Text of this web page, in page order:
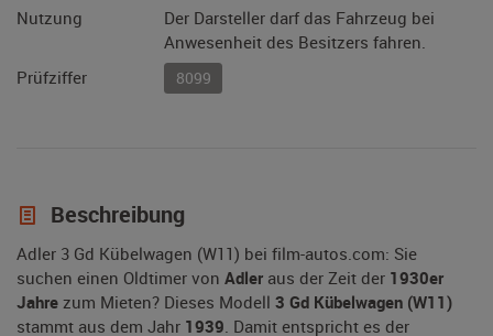
Nutzung
Der Darsteller darf das Fahrzeug bei
Anwesenheit des Besitzers fahren.
Prüfziffer
8099
Beschreibung
Adler 3 Gd Kübelwagen (W11) bei film-autos.com: Sie
suchen einen Oldtimer von Adler aus der Zeit der 1930er
Jahre zum Mieten? Dieses Modell 3 Gd Kübelwagen (W11)
stammt aus dem Jahr 1939. Damit entspricht es der